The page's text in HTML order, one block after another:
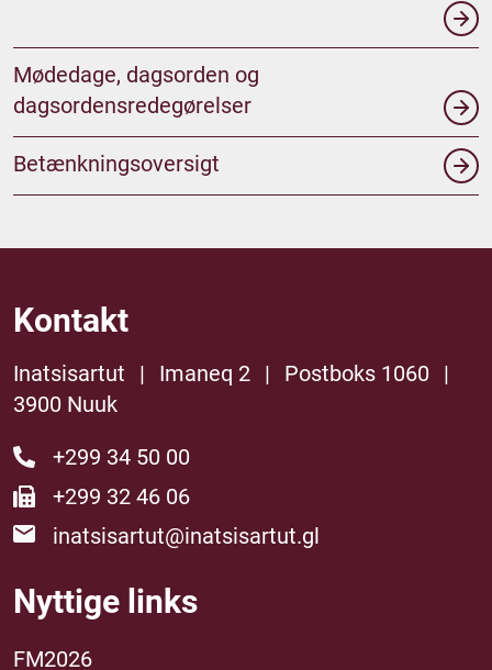
Mødedage, dagsorden og
dagsordensredegørelser
Betænkningsoversigt
Kontakt
Inatsisartut | Imaneq 2 | Postboks 1060
|
3900 Nuuk
+299 34 50 00
+299 32 46 06
inatsisartut@inatsisartut.gl
Nyttige links
FM2026